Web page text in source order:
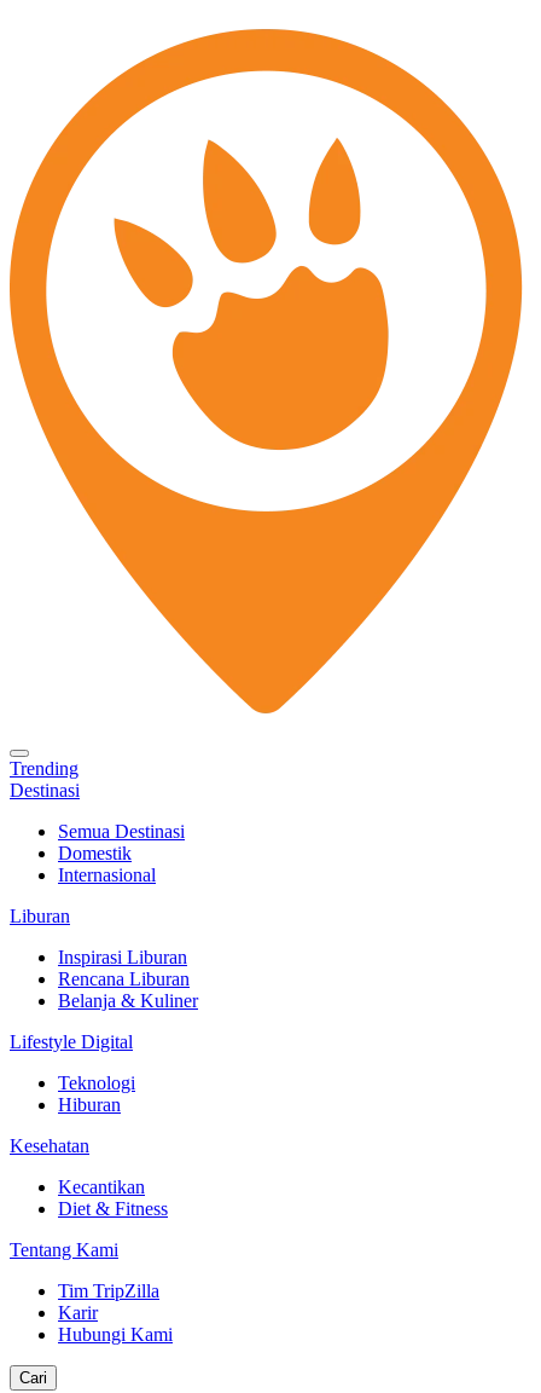
Trending
Destinasi
Semua Destinasi
Domestik
Internasional
Liburan
Inspirasi Liburan
Rencana Liburan
Belanja & Kuliner
Lifestyle Digital
Teknologi
Hiburan
Kesehatan
Kecantikan
Diet & Fitness
Tentang Kami
Tim TripZilla
Karir
Hubungi Kami
Cari